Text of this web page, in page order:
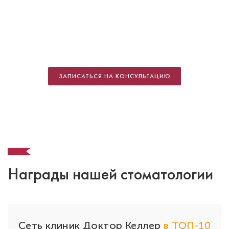
ЗАПИСАТЬСЯ НА КОНСУЛЬТАЦИЮ
Награды нашей стоматологии
Сеть клиник Доктор Келлер в ТОП-10